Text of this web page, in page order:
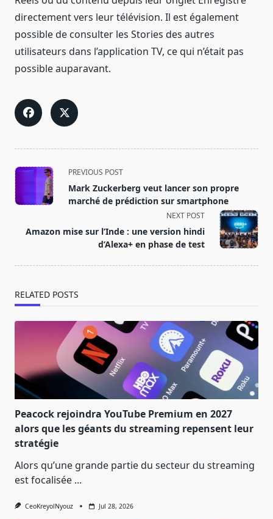
directement vers leur télévision. Il est également
possible de consulter les Stories des autres
utilisateurs dans l’application TV, ce qui n’était pas
possible auparavant.
<span
class="nav-
subtitle
reader-
text">Page</span>
PREVIOUS POST
Mark Zuckerberg veut lancer son propre
marché de prédiction sur smartphone
NEXT POST
Amazon mise sur l’Inde : une version hindi
d’Alexa+ en phase de test
RELATED POSTS
Peacock rejoindra YouTube Premium en 2027
alors que les géants du streaming repensent leur
stratégie
Alors qu’une grande partie du secteur du streaming
est focalisée ...
CeoKreyolNyouz Jul 28, 2026